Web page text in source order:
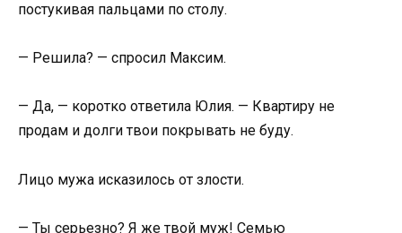
постукивая пальцами по столу.
— Решила? — спросил Максим.
— Да, — коротко ответила Юлия. — Квартиру не
продам и долги твои покрывать не буду.
Лицо мужа исказилось от злости.
— Ты серьезно? Я же твой муж! Семью